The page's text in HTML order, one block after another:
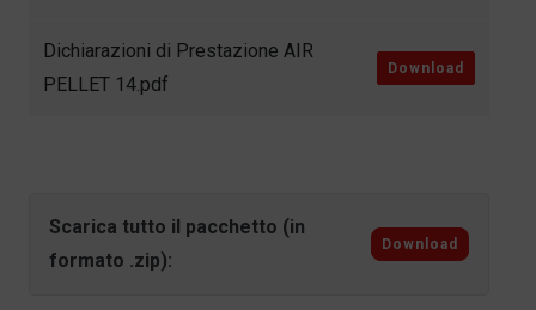
Dichiarazioni di Prestazione AIR
PELLET 14.pdf
Download
Scarica tutto il pacchetto (in
formato .zip):
Download